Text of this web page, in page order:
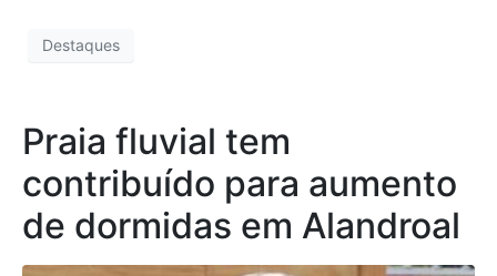
Destaques
Praia fluvial tem
contribuído para aumento
de dormidas em Alandroal